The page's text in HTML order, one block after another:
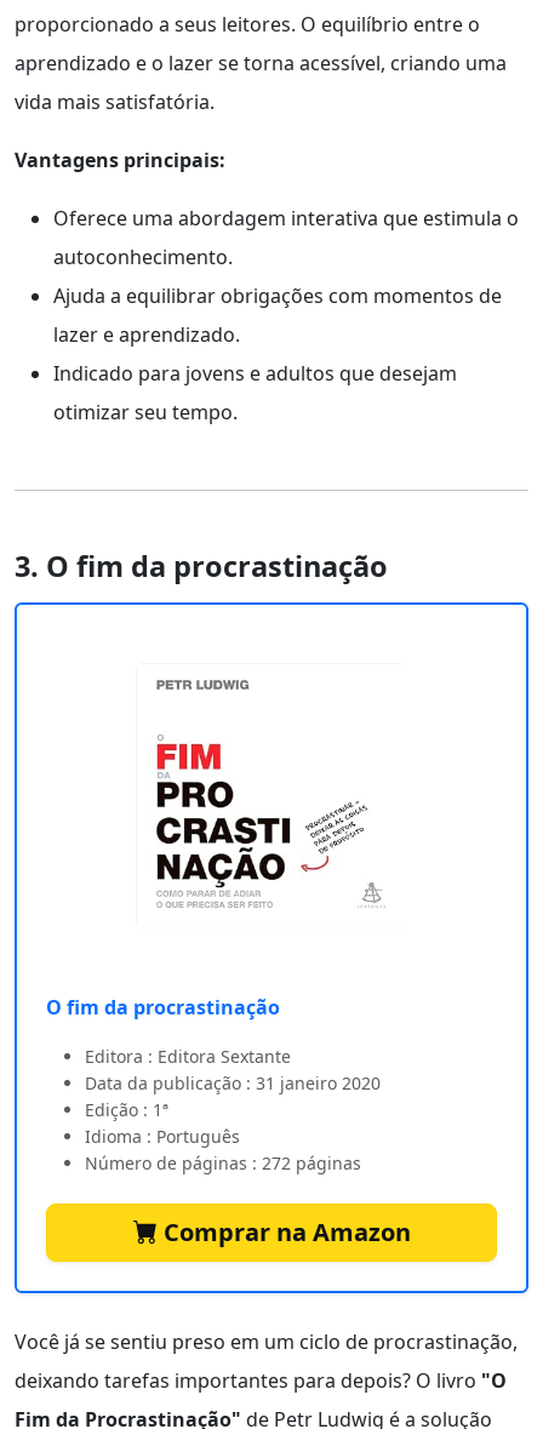
proporcionado a seus leitores. O equilíbrio entre o
aprendizado e o lazer se torna acessível, criando uma
vida mais satisfatória.
Vantagens principais:
Oferece uma abordagem interativa que estimula o
autoconhecimento.
Ajuda a equilibrar obrigações com momentos de
lazer e aprendizado.
Indicado para jovens e adultos que desejam
otimizar seu tempo.
3. O fim da procrastinação
O fim da procrastinação
Editora : Editora Sextante
Data da publicação : 31 janeiro 2020
Edição : 1ª
Idioma : Português
Número de páginas : 272 páginas
Comprar na Amazon
Você já se sentiu preso em um ciclo de procrastinação,
deixando tarefas importantes para depois? O livro "O
Fim da Procrastinação" de Petr Ludwig é a solução